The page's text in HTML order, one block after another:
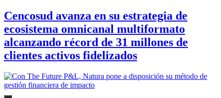
Cencosud avanza en su estrategia de
ecosistema omnicanal multiformato
alcanzando récord de 31 millones de
clientes activos fidelizados